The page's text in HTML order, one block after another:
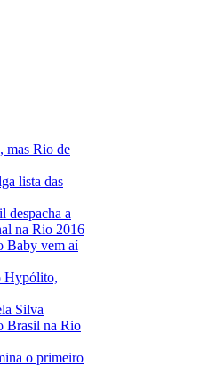
mas Rio de
lista das
despacha a
na Rio 2016
Baby vem aí
Hypólito,
Silva
Brasil na Rio
o primeiro